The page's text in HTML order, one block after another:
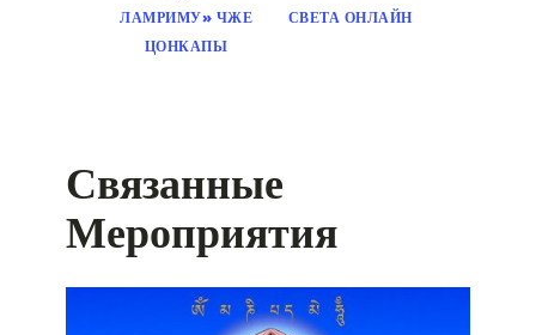
ЛАМРИМУ» ЧЖЕ
ЦОНКАПЫ
СВЕТА ОНЛАЙН
Связанные
Мероприятия